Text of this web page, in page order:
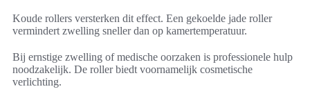
Koude rollers versterken dit effect. Een gekoelde jade roller
vermindert zwelling sneller dan op kamertemperatuur.
Bij ernstige zwelling of medische oorzaken is professionele hulp
noodzakelijk. De roller biedt voornamelijk cosmetische
verlichting.